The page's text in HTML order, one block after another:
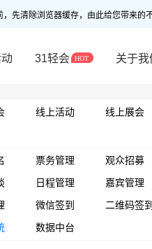
先清除浏览器缓存，由此给您带来的
31轻会 关于我
线上活动 线上展会
票务管理 观众招募
日程管理 嘉宾管理
微信签到 二维码签到
数据中台